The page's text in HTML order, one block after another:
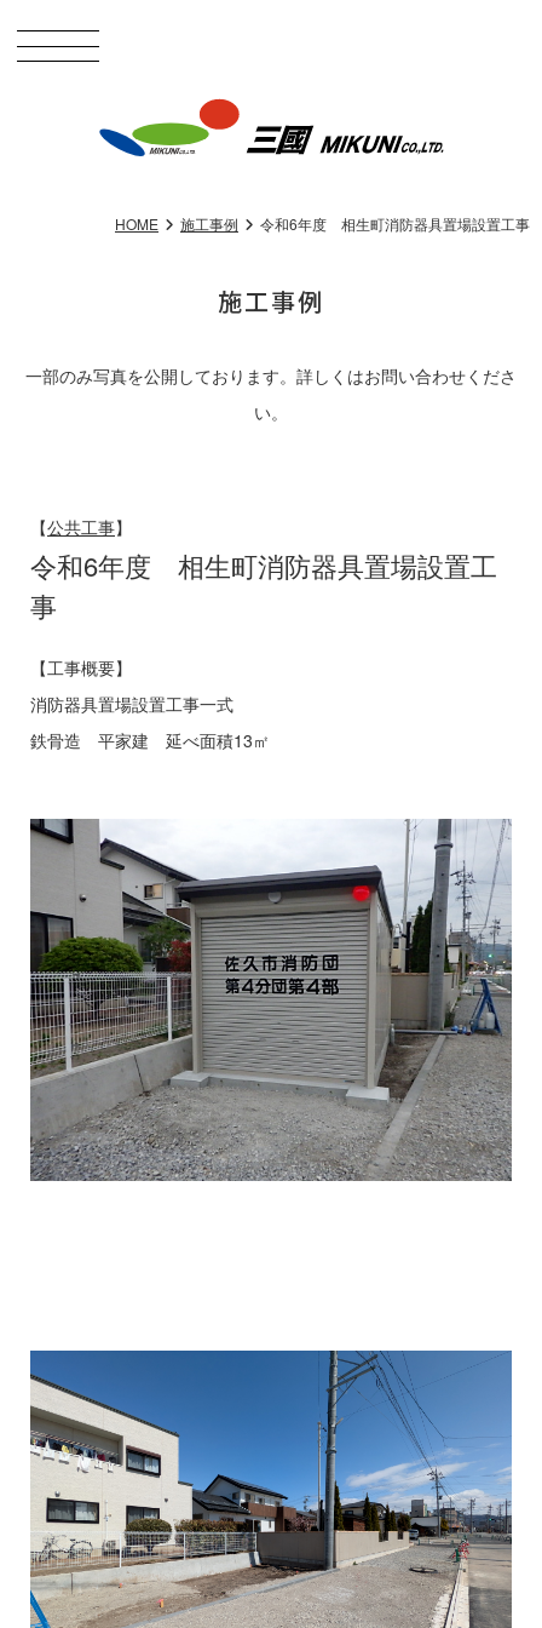
HOME 施工事例 令和6年度 相生町消防器具置場設置工事
施工事例
一部のみ写真を公開しております。詳しくはお問い合わせくださ
い。
【公共工事】
令和6年度 相生町消防器具置場設置工
事
【工事概要】
消防器具置場設置工事一式
鉄骨造 平家建 延べ面積13㎡